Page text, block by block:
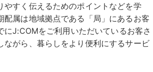
すく伝えるためのポイントなどを学
属は地域拠点である「局」にあるお客
J:COMをご利用いただいているお客さ
ながら、暮らしをより便利にするサービ